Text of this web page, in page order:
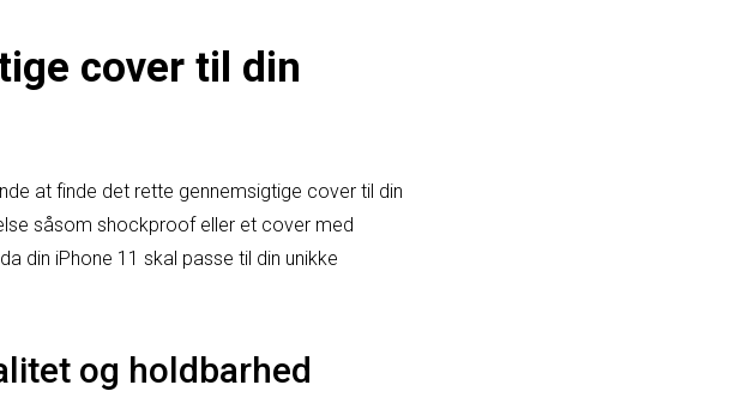
cover til din
at finde det rette gennemsigtige cover til din
såsom shockproof eller et cover med
din iPhone 11 skal passe til din unikke
og holdbarhed